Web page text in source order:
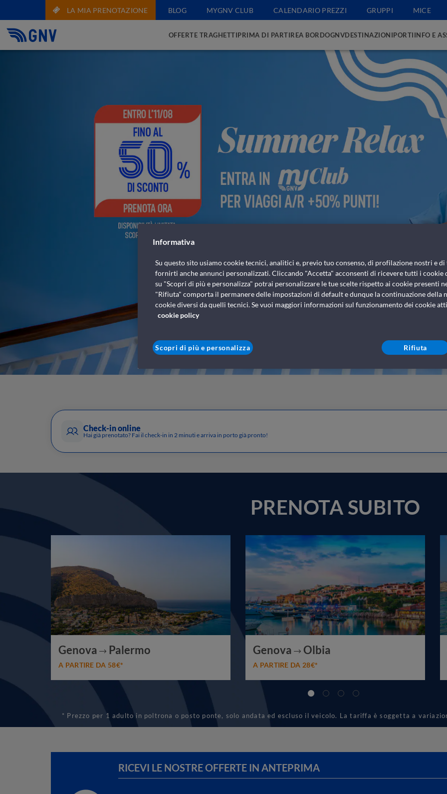
LA MIA PRENOTAZIONE BLOG MYGNV CLUB CALENDARIO PREZZI GRUPPI MICE
OFFERTE TRAGHETTIPRIMA DI PARTIREA BORDOGNVDESTINAZIONIPORTIINFO E
Check-in online
Hai già prenotato? Fai il check-in in 2 minuti e arriva in porto già pronto!
PRENOTA SUBITO
Genova Palermo
A PARTIRE DA 58€*
Genova Olbia
A PARTIRE DA 28€*
* Prezzo per 1 adulto in poltrona o posto ponte, solo andata ed escluso il veicolo. La tariffa è soggetta a
RICEVI LE NOSTRE OFFERTE IN ANTEPRIMA
Informativa
Su questo sito usiamo cookie tecnici, analitici e, previo tuo consenso, di profilazione nostri e
fornirti anche annunci personalizzati. Cliccando "Accetta" acconsenti di ricevere tutti i cookie
su "Scopri di più e personalizza" potrai personalizzare le tue scelte rispetto ai cookie presenti
"Rifiuta" comporta il permanere delle impostazioni di default e dunque la continuazione della
cookie diversi da quelli tecnici. Se vuoi maggiori informazioni sul funzionamento dei cookie
cookie policy
Scopri di più e personalizza Rifiuta